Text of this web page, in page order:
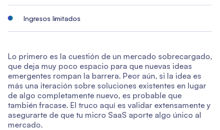
Ingresos limitados
Lo primero es la cuestión de un mercado sobrecargado,
que deja muy poco espacio para que nuevas ideas
emergentes rompan la barrera. Peor aún, si la idea es
más una iteración sobre soluciones existentes en lugar
de algo completamente nuevo, es probable que
también fracase. El truco aquí es validar extensamente y
asegurarte de que tu micro SaaS aporte algo único al
mercado.